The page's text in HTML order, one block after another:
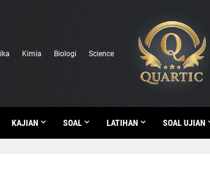
Kimia Biologi Science
KAJIAN SOAL LATIHAN SOAL UJIAN